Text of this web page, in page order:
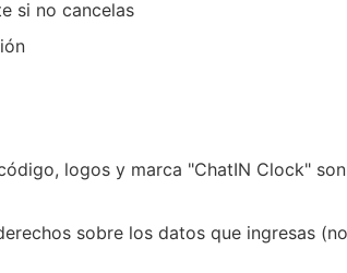
si no cancelas
logos y marca "ChatIN Clock"
sobre los datos que ingresas